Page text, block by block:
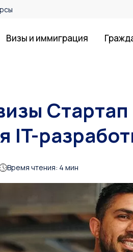
Визы и иммиграция
Стартап
IT-
Время чтения: 4 мин